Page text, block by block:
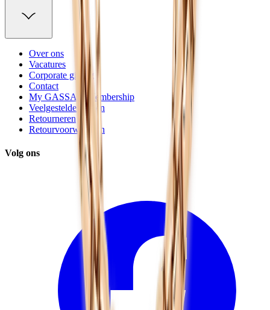
Over ons
Vacatures
Corporate gifting
Contact
My GASSAN Membership
Veelgestelde vragen
Retourneren
Retourvoorwaarden
Volg ons